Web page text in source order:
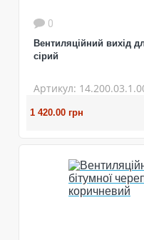
0
Вентиляційний вихід
cірий
Артикул:
1 420.00 грн